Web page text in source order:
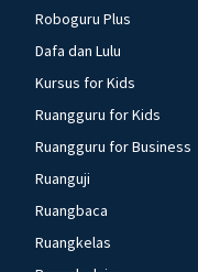
Roboguru Plus
Dafa dan Lulu
Kursus for Kids
Ruangguru for Kids
Ruangguru for Business
Ruanguji
Ruangbaca
Ruangkelas